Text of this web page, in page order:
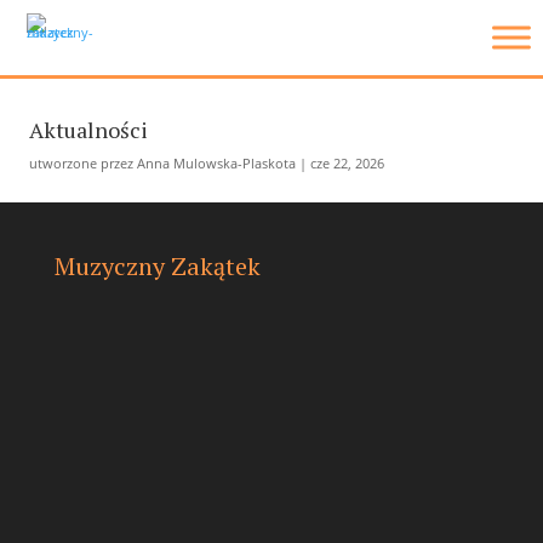
Aktualności
utworzone przez Anna Mulowska-Plaskota | cze 22, 2026
Muzyczny Zakątek